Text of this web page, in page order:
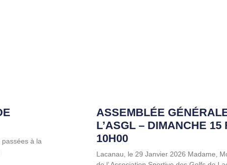
à la
ASSEMBLÉE
L’ASGL – DIMANCHE 15
10H00
Lacanau, le 29 Janvier 2026 Madame,